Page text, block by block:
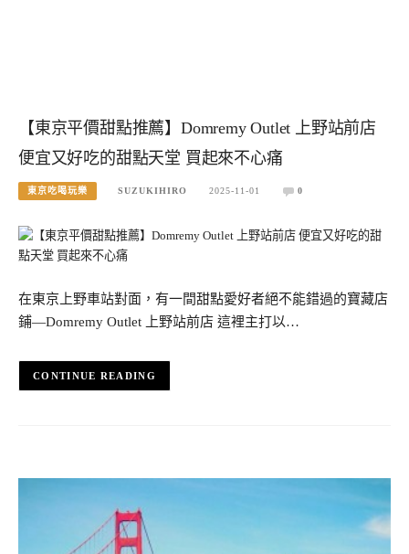
【東京平價甜點推薦】Domremy Outlet 上野站前店
便宜又好吃的甜點天堂 買起來不心痛
東京吃喝玩樂 SUZUKIHIRO 2025-11-01 0
在東京上野車站對面，有一間甜點愛好者絕不能錯過的寶藏店
鋪—Domremy Outlet 上野站前店 這裡主打以…
CONTINUE READING